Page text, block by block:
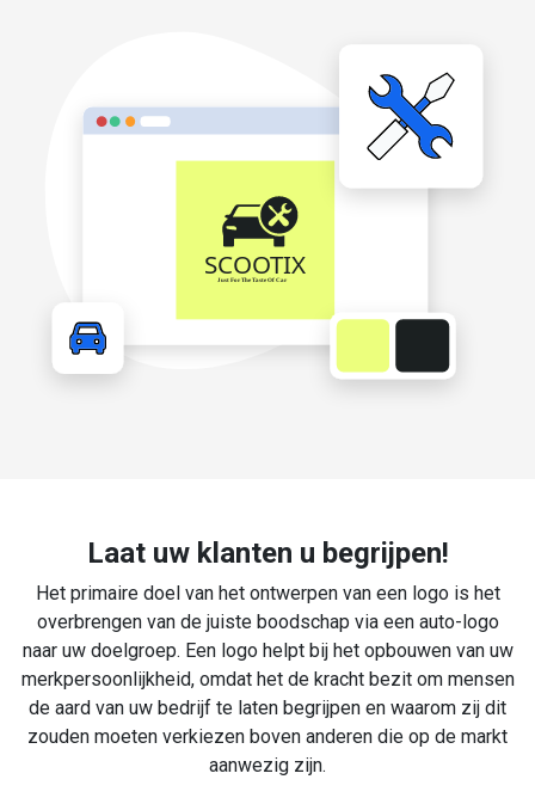
Laat uw klanten u begrijpen!
Het primaire doel van het ontwerpen van een logo is het
overbrengen van de juiste boodschap via een auto-logo
naar uw doelgroep. Een logo helpt bij het opbouwen van uw
merkpersoonlijkheid, omdat het de kracht bezit om mensen
de aard van uw bedrijf te laten begrijpen en waarom zij dit
zouden moeten verkiezen boven anderen die op de markt
aanwezig zijn.